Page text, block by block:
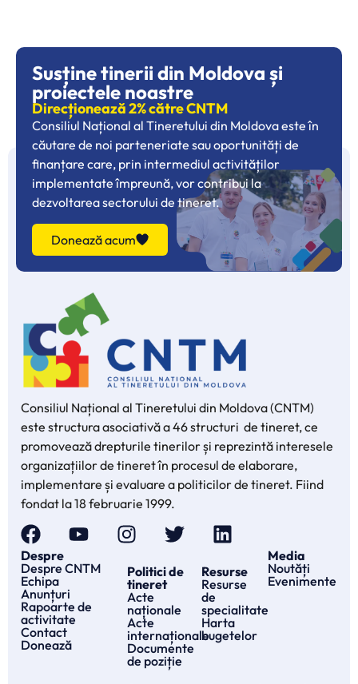
Susține tinerii din Moldova și
proiectele noastre
Direcționează 2% către CNTM
Consiliul Național al Tineretului din Moldova este în
căutare de noi parteneriate sau oportunități de
finanțare care, prin intermediul activităților
implementate împreună, vor contribui la
dezvoltarea sectorului de tineret.
Donează acum
Consiliul Național al Tineretului din Moldova (CNTM)
este structura asociativă a 46 structuri de tineret, ce
promovează drepturile tinerilor și reprezintă interesele
organizațiilor de tineret în procesul de elaborare,
implementare și evaluare a politicilor de tineret. Fiind
fondat la 18 februarie 1999.
Despre
Despre CNTM
Echipa
Anunțuri
Rapoarte de
activitate
Contact
Donează
Politici de
tineret
Acte
naționale
Acte
internaționale
Documente
de poziție
Resurse
Resurse
de
specialitate
Harta
bugetelor
Media
Noutăți
Evenimente